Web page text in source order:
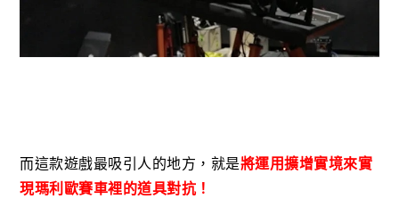
而這款遊戲最吸引人的地方，就是將運用擴增實境來實
現瑪利歐賽車裡的道具對抗！